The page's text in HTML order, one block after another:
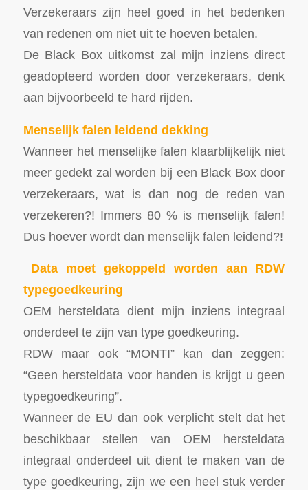
Verzekeraars zijn heel goed in het bedenken
van redenen om niet uit te hoeven betalen.
De Black Box uitkomst zal mijn inziens direct
geadopteerd worden door verzekeraars, denk
aan bijvoorbeeld te hard rijden.
Menselijk falen leidend dekking
Wanneer het menselijke falen klaarblijkelijk niet
meer gedekt zal worden bij een Black Box door
verzekeraars, wat is dan nog de reden van
verzekeren?! Immers 80 % is menselijk falen!
Dus hoever wordt dan menselijk falen leidend?!
Data moet gekoppeld worden aan RDW
typegoedkeuring
OEM hersteldata dient mijn inziens integraal
onderdeel te zijn van type goedkeuring.
RDW maar ook “MONTI” kan dan zeggen:
“Geen hersteldata voor handen is krijgt u geen
typegoedkeuring”.
Wanneer de EU dan ook verplicht stelt dat het
beschikbaar stellen van OEM hersteldata
integraal onderdeel uit dient te maken van de
type goedkeuring, zijn we een heel stuk verder